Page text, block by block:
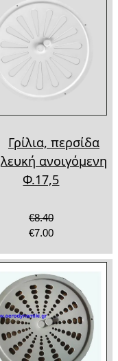
Γρίλια, περσίδα
λευκή ανοιγόμενη
Φ.17,5
€8.40
€7.00